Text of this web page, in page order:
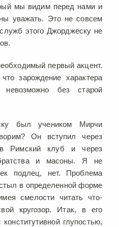
мы видим перед нами и
уважать. Это не совсем
этого Джорджеску не
первый акцент.
зарождение характера
без старой
был учеником Мирчи
Он вступил через
Римский клуб и через
и масоны. Я не
подлец, нет. Проблема
в определенной форме
смелости читать что-
кругозор. Итак, в его
глупостью,